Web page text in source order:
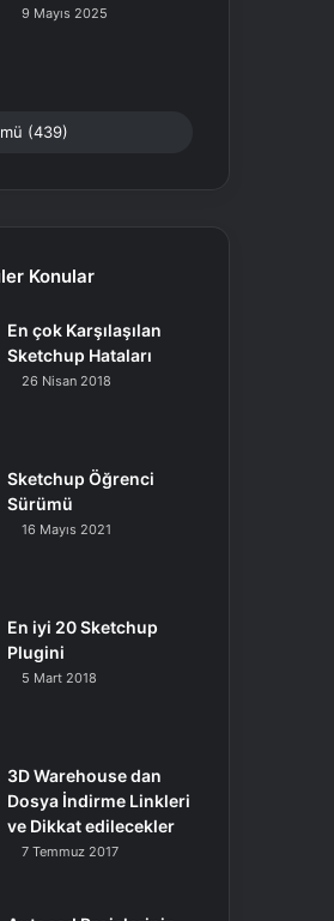
9 Mayıs 2025
(439)
Konular
En çok Karşılaşılan
Sketchup Hataları
26 Nisan 2018
Sketchup Öğrenci
Sürümü
16 Mayıs 2021
En iyi 20 Sketchup
Plugini
5 Mart 2018
3D Warehouse dan
Dosya İndirme Linkleri
ve Dikkat edilecekler
7 Temmuz 2017